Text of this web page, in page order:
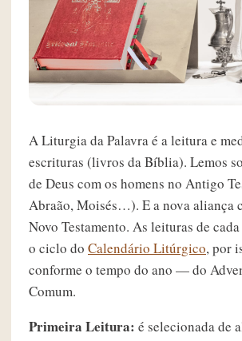
A Liturgia da Palavra é a leitura e
escrituras (livros da Bíblia). Lemos
de Deus com os homens no Antigo
Abraão, Moisés…). E a nova aliança
Novo Testamento. As leituras de
o ciclo do Calendário Litúrgico, por
conforme o tempo do ano — do
Comum.
Primeira Leitura: é selecionada de